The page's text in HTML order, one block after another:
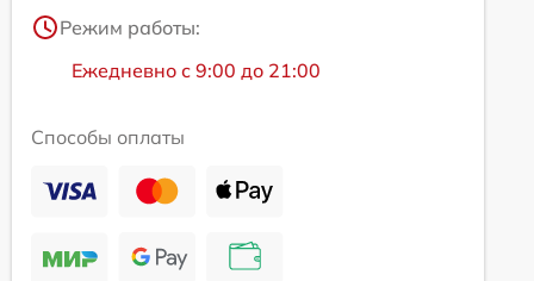
Режим работы:
Ежедневно с 9:00 до 21:00
Способы оплаты